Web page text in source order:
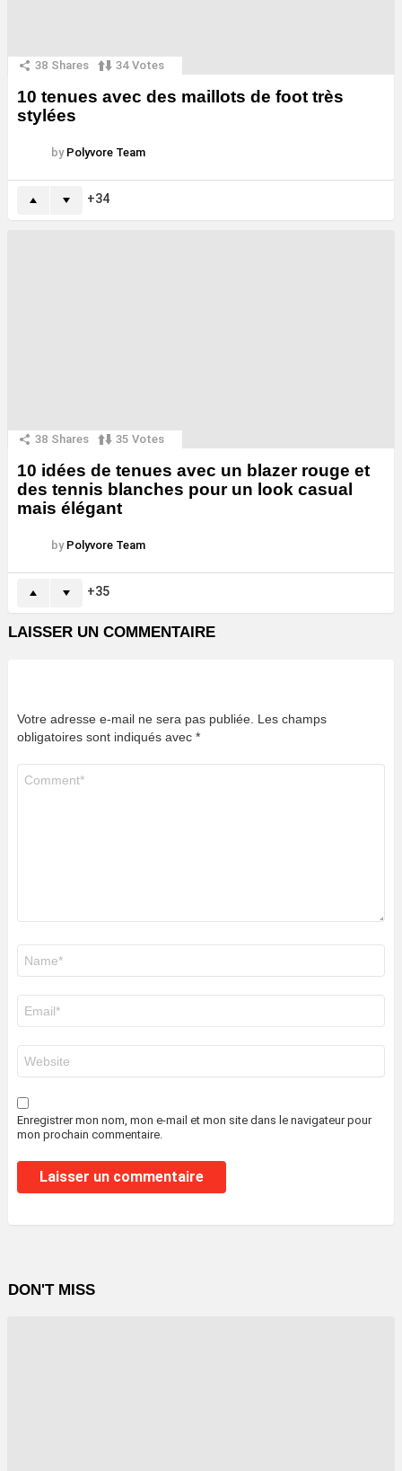
38 Shares 34 Votes
10 tenues avec des maillots de foot très
stylées
by Polyvore Team
34
38 Shares 35 Votes
10 idées de tenues avec un blazer rouge et
des tennis blanches pour un look casual
mais élégant
by Polyvore Team
35
LAISSER UN COMMENTAIRE
Votre adresse e-mail ne sera pas publiée. Les champs
obligatoires sont indiqués avec *
mail
*
web
Enregistrer mon nom, mon e-mail et mon site dans le navigateur pour
mon prochain commentaire.
DON'T MISS